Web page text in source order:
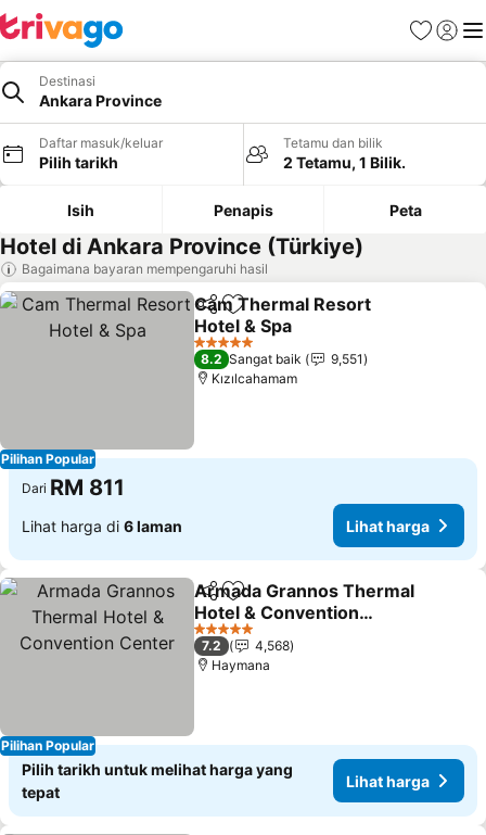
Kegemaran
Daftar
Destinasi
Ankara Province
Daftar masuk/keluar
Pilih tarikh
Tetamu dan bilik
2 Tetamu, 1 Bilik.
Isih Penapis Peta
Hotel di Ankara Province (Türkiye)
Bagaimana bayaran mempengaruhi hasil
Pilihan Popular
KongsiTambah ke favorit
Cam Thermal Resort
Hotel & Spa
Lihat harga
5 Bintang
8.2 Sangat baik
9,551
Kızılcahamam
Dari RM 811
Lihat harga di 6 laman Lihat harga
Pilihan Popular
KongsiTambah ke favorit
Armada Grannos Thermal
Hotel & Convention
Center
Lihat harga
5 Bintang
7.2
4,568
Haymana
Pilih tarikh untuk melihat harga yang
tepat
Lihat harga